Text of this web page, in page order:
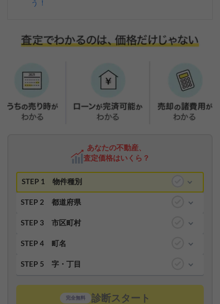
う！
あなたの不動産、
査定価格はいくら？
STEP 1 物件種別
STEP 2 都道府県
STEP 3 市区町村
STEP 4 町名
STEP 5 字・丁目
完全無料 診断スタート